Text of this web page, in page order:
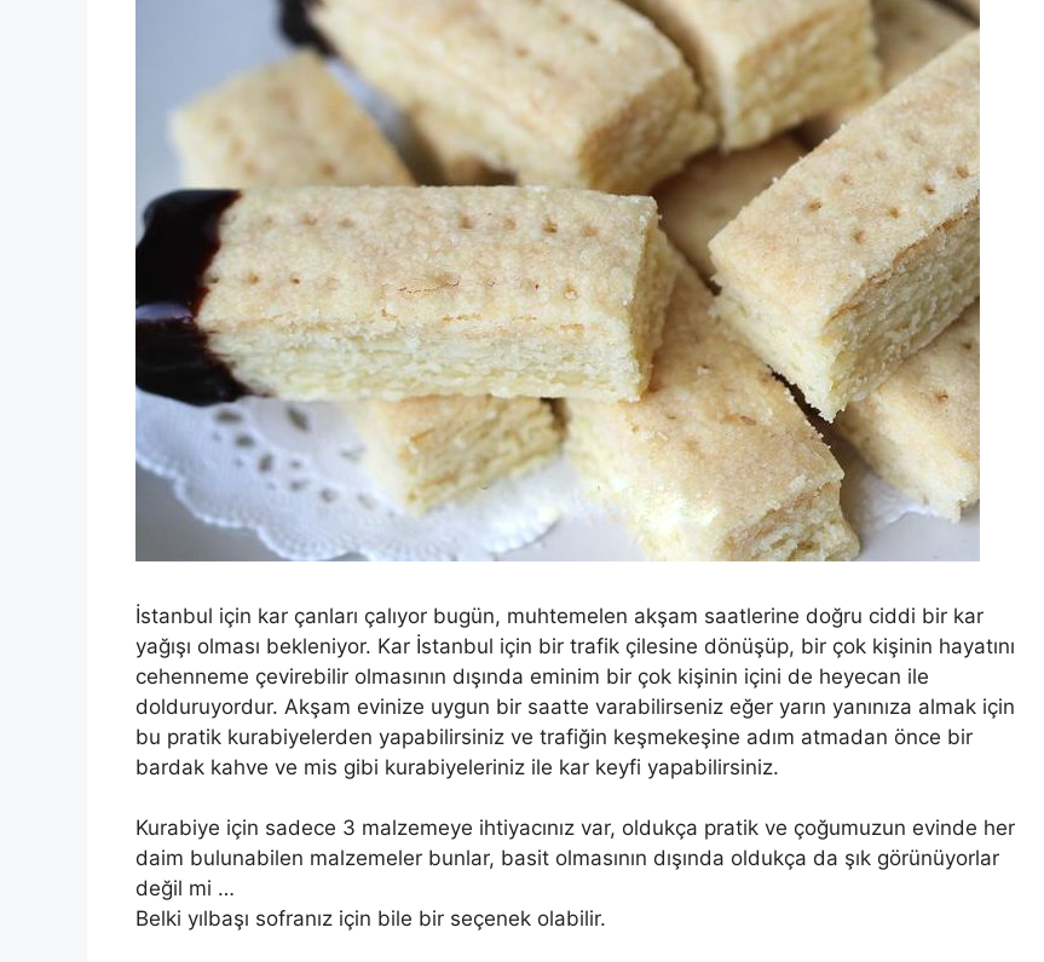
İstanbul için kar çanları çalıyor bugün, muhtemelen akşam saatlerine doğru ciddi bir kar
yağışı olması bekleniyor. Kar İstanbul için bir trafik çilesine dönüşüp, bir çok kişinin hayatını
cehenneme çevirebilir olmasının dışında eminim bir çok kişinin içini de heyecan ile
dolduruyordur. Akşam evinize uygun bir saatte varabilirseniz eğer yarın yanınıza almak için
bu pratik kurabiyelerden yapabilirsiniz ve trafiğin keşmekeşine adım atmadan önce bir
bardak kahve ve mis gibi kurabiyeleriniz ile kar keyfi yapabilirsiniz.
Kurabiye için sadece 3 malzemeye ihtiyacınız var, oldukça pratik ve çoğumuzun evinde her
daim bulunabilen malzemeler bunlar, basit olmasının dışında oldukça da şık görünüyorlar
değil mi …
Belki yılbaşı sofranız için bile bir seçenek olabilir.